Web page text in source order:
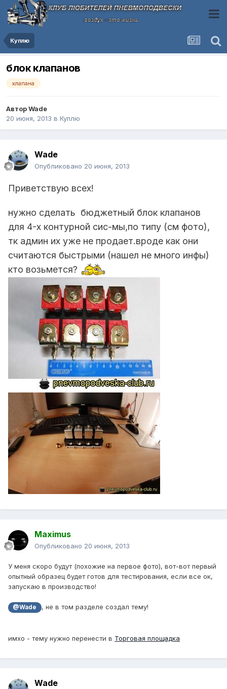
Куплю
блок клапанов
клапана
АвторWade
20 июня, 2013 в Куплю
Wade
Опубликовано 20 июня, 2013
Приветствую всех!
нужно сделать бюджетный блок клапанов
для 4-х контурной сис-мы,по типу (см фото),
тк админ их уже не продает.вроде как они
считаются быстрыми (нашел не много инфы)
кто возьмется?
Maximus
Опубликовано 20 июня, 2013
У меня скоро будут (похожие на первое фото), вот-вот первый
опытный образец будет готов для тестирования, если все ок,
запускаю в производство!
@Wade , не в том разделе создал тему!
имхо - тему нужно перенести в Торговая площадка
Wade